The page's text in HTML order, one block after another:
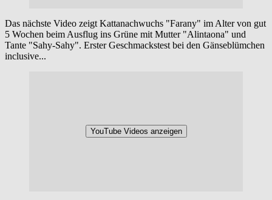
Das nächste Video zeigt Kattanachwuchs "Farany" im Alter von gut
5 Wochen beim Ausflug ins Grüne mit Mutter "Alintaona" und
Tante "Sahy-Sahy". Erster Geschmackstest bei den Gänseblümchen
inclusive...
YouTube Videos anzeigen